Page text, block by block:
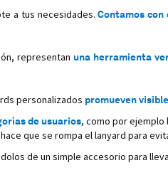
a tus necesidades.Contamos
representan una herramienta
personalizados promueven
de usuarios, como por ejemplo
que se rompa el lanyard para
de un simple accesorio para